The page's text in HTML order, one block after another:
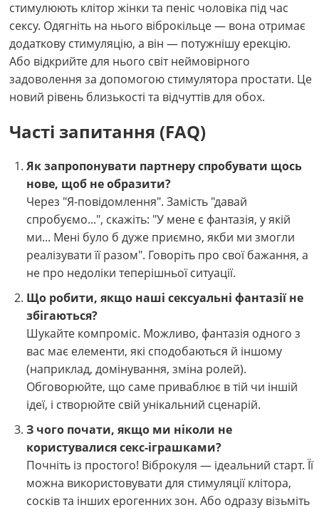
стимулюють клітор жінки та пеніс чоловіка під час
сексу. Одягніть на нього віброкільце — вона отримає
додаткову стимуляцію, а він — потужнішу ерекцію.
Або відкрийте для нього світ неймовірного
задоволення за допомогою стимулятора простати. Це
новий рівень близькості та відчуттів для обох.
Часті запитання (FAQ)
Як запропонувати партнеру спробувати щось
нове, щоб не образити?
Через "Я-повідомлення". Замість "давай
спробуємо...", скажіть: "У мене є фантазія, у якій
ми... Мені було б дуже приємно, якби ми змогли
реалізувати її разом". Говоріть про свої бажання, а
не про недоліки теперішньої ситуації.
Що робити, якщо наші сексуальні фантазії не
збігаються?
Шукайте компроміс. Можливо, фантазія одного з
вас має елементи, які сподобаються й іншому
(наприклад, домінування, зміна ролей).
Обговорюйте, що саме приваблює в тій чи іншій
ідеї, і створюйте свій унікальний сценарій.
З чого почати, якщо ми ніколи не
користувалися секс-іграшками?
Почніть із простого! Віброкуля — ідеальний старт. Її
можна використовувати для стимуляції клітора,
сосків та інших ерогенних зон. Або одразу візьміть